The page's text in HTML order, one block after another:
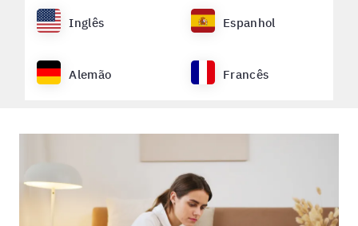
Inglês Espanhol
Alemão Francês